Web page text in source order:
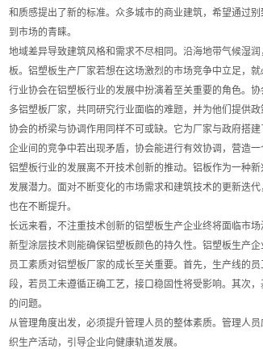
和质感提出了新的标准。众多城市的商业建筑，希望通过
到市场的青睐。
地域差异导致建筑风格和需求不尽相同。沿海地带气候湿
板。铝塑板生产厂家若想在这场激烈的市场竞争中立足，
行业协会在铝塑板行业的发展中扮演着至关重要的角色。
多铝塑板厂家，共同研究行业面临的难题，并为他们提供
协会的桥梁与协调作用同样不可或缺。它为厂家与政府搭
企业间的竞争中若出现矛盾，协会能进行有效协调，营造一
铝塑板行业的发展离不开技术创新的推动。铝板作为一种
发展潜力。面对不断变化的市场需求和建筑技术的更新迭
也在不断提升。
长远来看，不注重技术创新的铝塑板生产企业终将面临市
新型涂层技术则能确保铝塑板颜色的持久性。铝塑板生产
员工素质对铝塑板厂家的成长至关重要。首先，生产线的
段，若员工未遵循正确工艺，接口稳固性将受影响。其次
的问题。
从管理角度出发，必须提升管理人员的整体素质。管理人
织生产活动，引导企业向健康轨道发展。